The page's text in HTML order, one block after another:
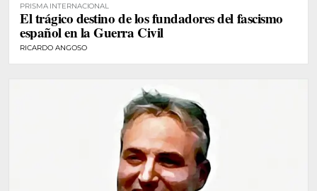
PRISMA INTERNACIONAL
El trágico destino de los fundadores del fascismo
español en la Guerra Civil
RICARDO ANGOSO